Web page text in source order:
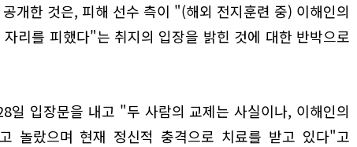
개한 것은, 피해 선수 측이 "(해외 전지훈련 중) 이해인의
리를 피했다"는 취지의 입장을 밝힌 것에 대한 반박으로
일 입장문을 내고 "두 사람의 교제는 사실이나, 이해인의
놀랐으며 현재 정신적 충격으로 치료를 받고 있다"고